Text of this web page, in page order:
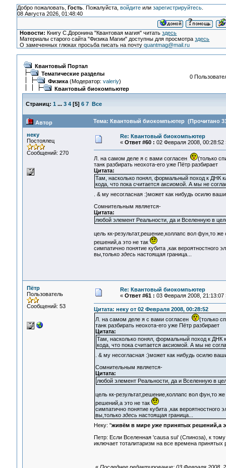
Добро пожаловать, Гость. Пожалуйста, войдитеили зарегистрируйтесь.
08 Августа 2026, 01:48:40
Новости: Книгу С.Доронина "Квантовая магия" читатьздесь
Материалы старого сайта "Физика Магии" доступны для просмотраздесь
О замеченных глюках просьба писать на почтуquantmag@mail.ru
Квантовый Портал
Тематические разделы
Физика(Модератор: valeriy)
Квантовый биокомпьютер
0
Страниц: 1 ... 3 4[5] 6 7 Все
Автор Тема: Квантовый биокомпьютер (Прочитано
неку
Постоялец
Сообщений: 270
Re: Квантовый биокомпьютер
« Ответ #60 : 02 Февраля 2008, 00:28:52
Л. на самом деле я с вами согласен
(только
танк разбирать неохота-его уже Пётр разбирает
Цитата:
Там, насколько понял, формальный поход к ДНК
кода, что пока считается аксиомой. А мы не
. & му несогласная :)может как нибудь осилю
Сомнительным является-
Цитата:
любой элемент Реальности, да и Вселенную в
цель кк-результат,решение,коллапс вол фун,то
решений,а это не так
симпатично понятие кубита ,как вероятностного
вы,только здесь настоящая граница...
Пётр
Пользователь
Сообщений: 53
Re: Квантовый биокомпьютер
« Ответ #61 : 03 Февраля 2008, 21:13:07
Цитата: неку от 02 Февраля 2008, 00:28:52
Л. на самом деле я с вами согласен
(только
танк разбирать неохота-его уже Пётр разбирает
Цитата:
Там, насколько понял, формальный поход к ДНК
кода, что пока считается аксиомой. А мы не
. & му несогласная :)может как нибудь осилю
Сомнительным является-
Цитата:
любой элемент Реальности, да и Вселенную в
цель кк-результат,решение,коллапс вол фун,то
решений,а это не так
симпатично понятие кубита ,как вероятностного
вы,только здесь настоящая граница...
Неку: "живём в мире уже принятых решений,а
Петр: Если Вселенная 'causa sui' (Cпиноза), к
иключает тоталитаризм на все времена принятых